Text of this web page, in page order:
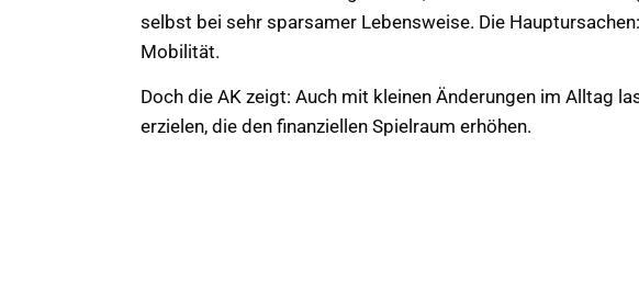
selbst bei sehr sparsamer Lebensweise. Die
Mobilität.
Doch die AK zeigt: Auch mit kleinen Änderungen im Alltag
erzielen, die den finanziellen Spielraum erhöhen.